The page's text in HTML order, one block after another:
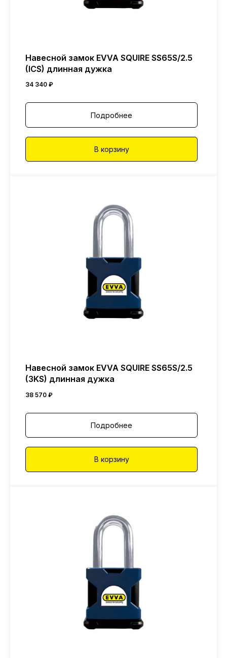
Навесной замок EVVA SQUIRE SS65S/2.5
(ICS) длинная дужка
34 340 ₽
Подробнее
В корзину
Навесной замок EVVA SQUIRE SS65S/2.5
(3KS) длинная дужка
38 570 ₽
Подробнее
В корзину